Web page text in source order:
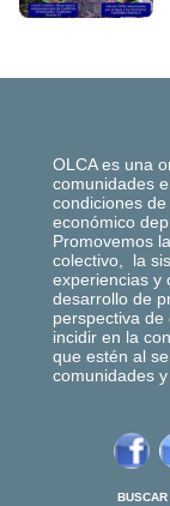
OLCA es una
comunidades
condiciones
económico
Promovemos
colectivo, la
experiencias y
desarrollo de
perspectiva
incidir en la
que estén al
comunidades
BUSCAR